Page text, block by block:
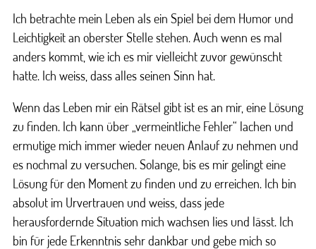
Ich betrachte mein Leben als ein Spiel bei dem Humor und
Leichtigkeit an oberster Stelle stehen. Auch wenn es mal
anders kommt, wie ich es mir vielleicht zuvor gewünscht
hatte. Ich weiss, dass alles seinen Sinn hat.
Wenn das Leben mir ein Rätsel gibt ist es an mir, eine Lösung
zu finden. Ich kann über „vermeintliche Fehler“ lachen und
ermutige mich immer wieder neuen Anlauf zu nehmen und
es nochmal zu versuchen. Solange, bis es mir gelingt eine
Lösung für den Moment zu finden und zu erreichen. Ich bin
absolut im Urvertrauen und weiss, dass jede
herausfordernde Situation mich wachsen lies und lässt. Ich
bin für jede Erkenntnis sehr dankbar und gebe mich so